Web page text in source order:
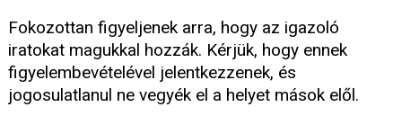
Fokozottan figyeljenek arra, hogy az igazoló
iratokat magukkal hozzák. Kérjük, hogy ennek
figyelembevételével jelentkezzenek, és
jogosulatlanul ne vegyék el a helyet mások elől.